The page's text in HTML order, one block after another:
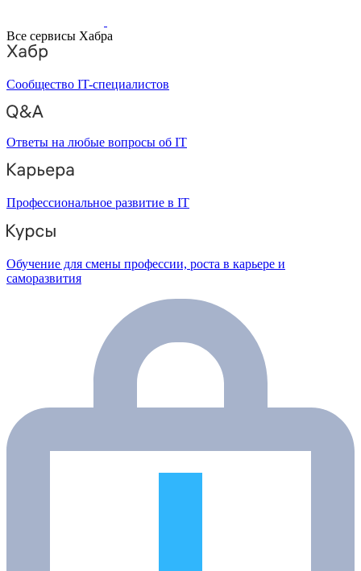
Все сервисы Хабра
Сообщество IT-специалистов
Ответы на любые вопросы об IT
Профессиональное развитие в IT
Обучение для смены профессии, роста в карьере и
саморазвития